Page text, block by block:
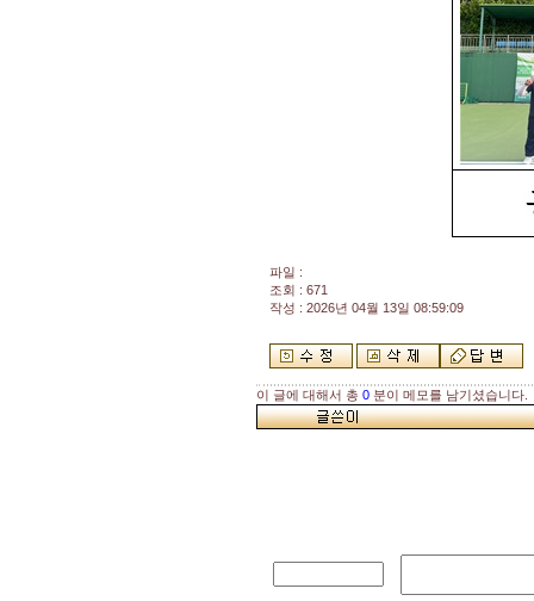
파일 :
조회 : 671
작성 : 2026년 04월 13일 08:59:09
이 글에 대해서 총 0 분이 메모를 남기셨습니다.